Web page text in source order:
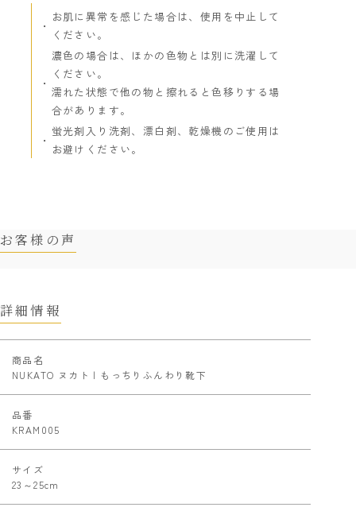
お肌に異常を感じた場合は、使用を中止して
ください。
濃色の場合は、ほかの色物とは別に洗濯して
ください。
濡れた状態で他の物と擦れると色移りする場
合があります。
蛍光剤入り洗剤、漂白剤、乾燥機のご使用は
お避けください。
お客様の声
詳細情報
商品名
NUKATO ヌカト | もっちりふんわり靴下
品番
KRAM005
サイズ
23～25cm